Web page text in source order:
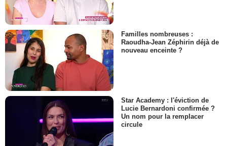
Familles nombreuses :
Raoudha-Jean Zéphirin déjà de
nouveau enceinte ?
Star Academy : l'éviction de
Lucie Bernardoni confirmée ?
Un nom pour la remplacer
circule